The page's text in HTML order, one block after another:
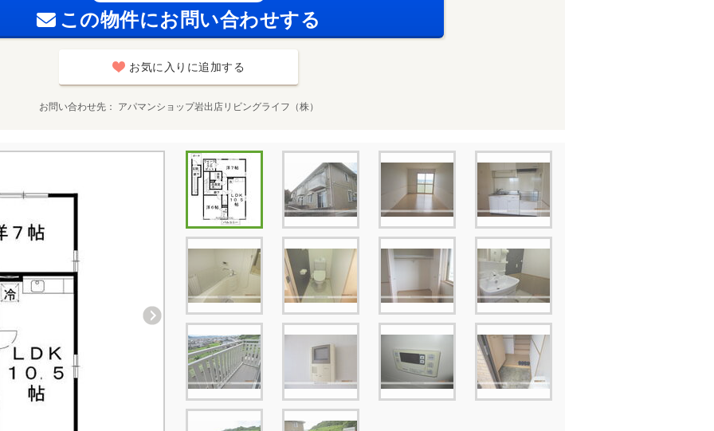
この物件にお問い合わせする
お気に入りに追加する
お問い合わせ先 アパマンショップ岩出店リビングライフ（株）